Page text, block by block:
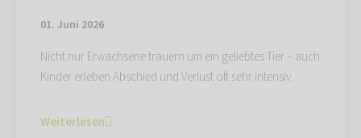
01. Juni 2026
Nicht nur Erwachsene trauern um ein geliebtes Tier – auch
Kinder erleben Abschied und Verlust oft sehr intensiv.
Weiterlesen